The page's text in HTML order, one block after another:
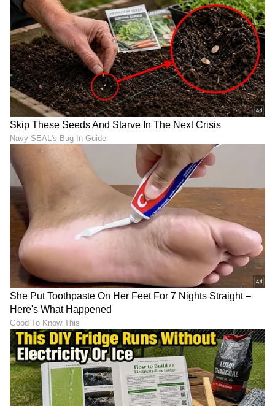
ಮದುವೆಗೆ ತಂಗಿಯರಿಗೇ ಇರಲಿಲ್ವಾ
ಎಂಟ್ರಿ? ಶಾಕ್ ಆಗಿತ್ತು ಇಡೀ
ಫ್ಯಾಮಿಲಿ!
ಬಣ್ಣ'ದ ಉಡುಪು ಧರಿಸಿದ್ದಕ್ಕೆ
ವಿಚಿತ್ರ ಪ್ರಶ್ನೆ, 'ಕಣ್ಸನ್ನೆ' ಬೆಡಗಿಯ
ಸಖತ್ ರಿಪ್ಲೈ ವೈರಲ್!
LATEST VIDEOS
"ರಾಜಕೀಯ ಬೇಡ, ಸಿನಿಮಾನೇ ಪ್ರಾಣ":
ಕನಕೋತ್ಸವದಲ್ಲಿ ರಿಷಬ್ ಶೆಟ್ಟಿ | Rishab
Shetty speech | Suvarna News
ಶೇ.50 ರಿಂದ ಶೇ.18 ಕ್ಕೆ TAX ಇಳಿಕೆ: ಮೋದಿ-
ಟ್ರಂಪ್ ಐತಿಹಾಸಿಕ ಒಪ್ಪಂದ | India US
Trade Deal | Party Rounds